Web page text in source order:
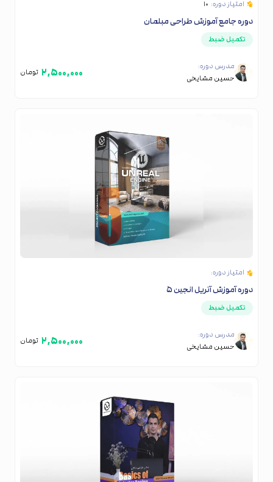
امتیاز دوره: ۱۰
دوره جامع آموزش طراحی مبلمان
تکمیل ضبط
مدرس دوره:
حسین مشایخی
۲,۵۰۰,۰۰۰ تومان
امتیاز دوره:
دوره آموزش آنریل انجین ۵
تکمیل ضبط
مدرس دوره:
حسین مشایخی
۲,۵۰۰,۰۰۰ تومان